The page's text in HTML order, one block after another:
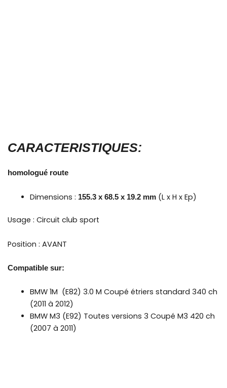
CARACTERISTIQUES:
homologué route
Dimensions : 155.3 x 68.5 x 19.2 mm (L x H x Ep)
Usage : Circuit club sport
Position : AVANT
Compatible sur:
BMW 1M (E82) 3.0 M Coupé étriers standard 340 ch
(2011 à 2012)
BMW M3 (E92) Toutes versions 3 Coupé M3 420 ch
(2007 à 2011)